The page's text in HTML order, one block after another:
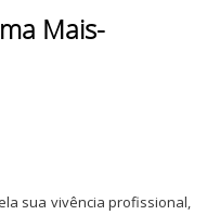
Mais-
sua vivência profissional,